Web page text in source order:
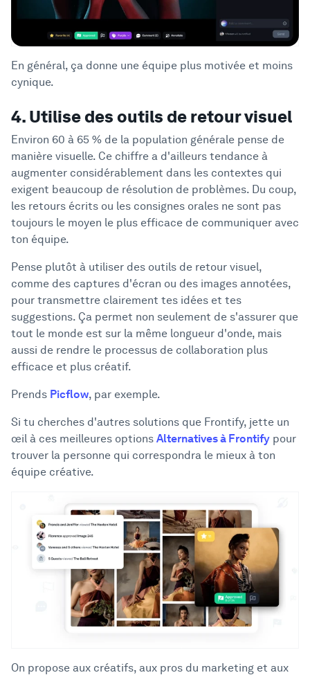
En général, ça donne une équipe plus motivée et moins
cynique.
4. Utilise des outils de retour visuel
Environ 60 à 65 % de la population générale pense de
manière visuelle. Ce chiffre a d'ailleurs tendance à
augmenter considérablement dans les contextes qui
exigent beaucoup de résolution de problèmes. Du coup,
les retours écrits ou les consignes orales ne sont pas
toujours le moyen le plus efficace de communiquer avec
ton équipe.
Pense plutôt à utiliser des outils de retour visuel,
comme des captures d'écran ou des images annotées,
pour transmettre clairement tes idées et tes
suggestions. Ça permet non seulement de s'assurer que
tout le monde est sur la même longueur d'onde, mais
aussi de rendre le processus de collaboration plus
efficace et plus créatif.
Prends Picflow, par exemple.
Si tu cherches d'autres solutions que Frontify, jette un
œil à ces meilleures options Alternatives à Frontify pour
trouver la personne qui correspondra le mieux à ton
équipe créative.
On propose aux créatifs, aux pros du marketing et aux